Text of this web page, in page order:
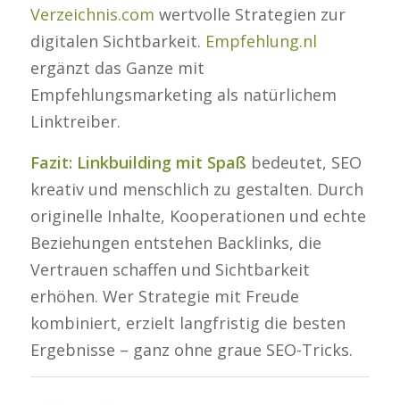
Verzeichnis.com wertvolle Strategien zur
digitalen Sichtbarkeit. Empfehlung.nl
ergänzt das Ganze mit
Empfehlungsmarketing als natürlichem
Linktreiber.
Fazit: Linkbuilding mit Spaß bedeutet, SEO
kreativ und menschlich zu gestalten. Durch
originelle Inhalte, Kooperationen und echte
Beziehungen entstehen Backlinks, die
Vertrauen schaffen und Sichtbarkeit
erhöhen. Wer Strategie mit Freude
kombiniert, erzielt langfristig die besten
Ergebnisse – ganz ohne graue SEO-Tricks.